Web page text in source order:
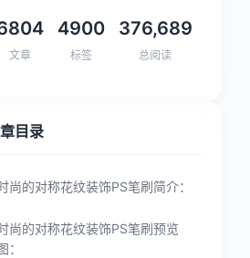
文章
4900
标签
376,689
总阅读
目录
尚的对称花纹装饰PS笔刷简介：
尚的对称花纹装饰PS笔刷预览
：